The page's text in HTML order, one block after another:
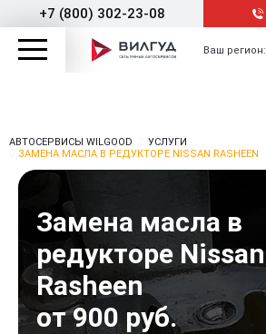
+7 (800) 302-23-08
Ваш регион:
АВТОСЕРВИСЫ WILGOOD
УСЛУГИ
ЗАМЕНА МАСЛА В РЕДУКТОРЕ NISSAN RASHEEN
Замена масла в
редукторе Nissan
Rasheen
от 900 руб.